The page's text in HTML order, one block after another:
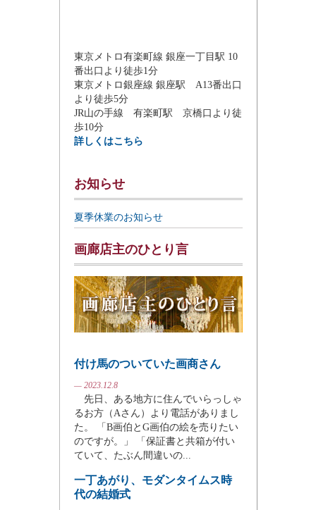
東京メトロ有楽町線 銀座一丁目駅 10
番出口より徒歩1分
東京メトロ銀座線 銀座駅 A13番出口
より徒歩5分
JR山の手線 有楽町駅 京橋口より徒
歩10分
詳しくはこちら
お知らせ
夏季休業のお知らせ
画廊店主のひとり言
付け馬のついていた画商さん
— 2023.12.8
先日、ある地方に住んでいらっしゃ
るお方（Aさん）より電話がありまし
た。 「B画伯とG画伯の絵を売りたい
のですが。」 「保証書と共箱が付い
ていて、たぶん間違いの...
一丁あがり、モダンタイムス時
代の結婚式